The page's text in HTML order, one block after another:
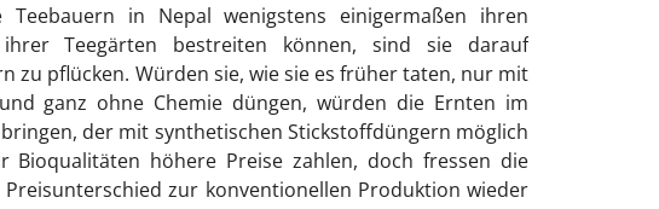
in Nepal wenigstens einigermaßen ihren
Teegärten bestreiten können, sind sie darauf
zu pflücken. Würden sie, wie sie es früher taten, nur mit
ganz ohne Chemie düngen, würden die Ernten im
der mit synthetischen Stickstoffdüngern möglich
höhere Preise zahlen, doch fressen die
zur konventionellen Produktion wieder